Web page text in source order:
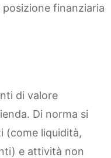
finanziaria
di valore
Di norma si
(come liquidità,
e attività non